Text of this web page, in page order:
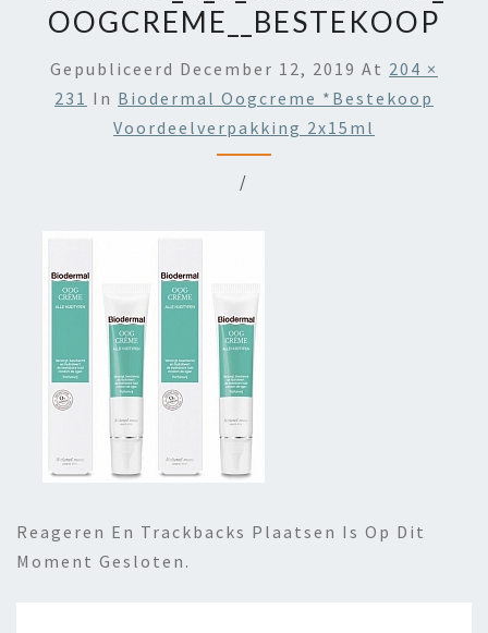
OOGCREME__BESTEKOOP
Gepubliceerd December 12, 2019 At 204 ×
231 In Biodermal Oogcreme *bestekoop
Voordeelverpakking 2x15ml
/
Reageren En Trackbacks Plaatsen Is Op Dit
Moment Gesloten.